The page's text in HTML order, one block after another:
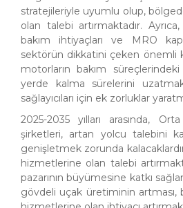
stratejileriyle uyumlu olup,
olan talebi artırmaktadır.
bakım ihtiyaçları ve MRO
sektörün dikkatini çeken önemli
motorların bakım süreçlerindeki
yerde kalma sürelerini
sağlayıcıları için ek zorluklar
2025-2035 yılları arasında,
şirketleri, artan yolcu talebini
genişletmek zorunda
hizmetlerine olan talebi
pazarının büyümesine katkı
gövdeli uçak üretiminin